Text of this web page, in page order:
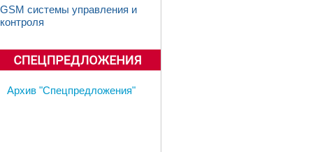
GSM системы управления и
контроля
Архив "Спецпредложения"